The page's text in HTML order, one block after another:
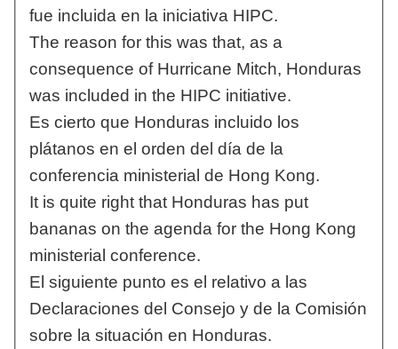
fue incluida en la iniciativa HIPC.
The reason for this was that, as a
consequence of Hurricane Mitch, Honduras
was included in the HIPC initiative.
Es cierto que Honduras incluido los
plátanos en el orden del día de la
conferencia ministerial de Hong Kong.
It is quite right that Honduras has put
bananas on the agenda for the Hong Kong
ministerial conference.
El siguiente punto es el relativo a las
Declaraciones del Consejo y de la Comisión
sobre la situación en Honduras.